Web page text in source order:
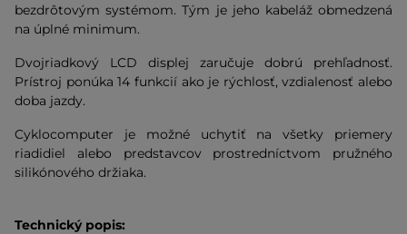
bezdrôtovým systémom. Tým je jeho kabeláž obmedzená
na úplné minimum.
Dvojriadkový LCD displej zaručuje dobrú prehľadnosť.
Prístroj ponúka 14 funkcií ako je rýchlosť, vzdialenosť alebo
doba jazdy.
Cyklocomputer je možné uchytiť na všetky priemery
riadidiel alebo predstavcov prostredníctvom pružného
silikónového držiaka.
Technický popis: